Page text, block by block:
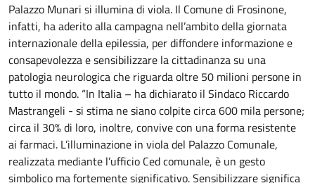
Palazzo Munari si illumina di viola. Il Comune di Frosinone,
infatti, ha aderito alla campagna nell’ambito della giornata
internazionale della epilessia, per diffondere informazione e
consapevolezza e sensibilizzare la cittadinanza su una
patologia neurologica che riguarda oltre 50 milioni persone in
tutto il mondo. “In Italia – ha dichiarato il Sindaco Riccardo
Mastrangeli - si stima ne siano colpite circa 600 mila persone;
circa il 30% di loro, inoltre, convive con una forma resistente
ai farmaci. L’illuminazione in viola del Palazzo Comunale,
realizzata mediante l’ufficio Ced comunale, è un gesto
simbolico ma fortemente significativo. Sensibilizzare significa